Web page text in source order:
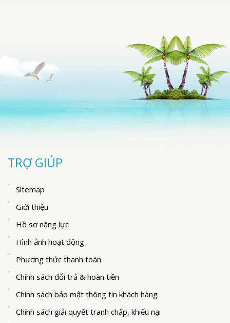
TRỢ GIÚP
Sitemap
Giới thiệu
Hồ sơ năng lực
Hình ảnh hoạt động
Phương thức thanh toán
Chính sách đổi trả & hoàn tiền
Chính sách bảo mật thông tin khách hàng
Chính sách giải quyết tranh chấp, khiếu nại